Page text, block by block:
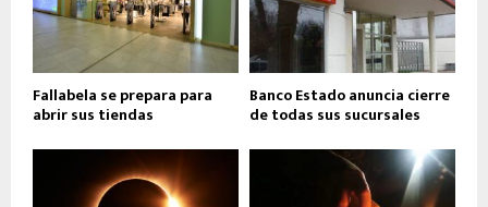
Fallabela se prepara para
abrir sus tiendas
Banco Estado anuncia cierre
de todas sus sucursales